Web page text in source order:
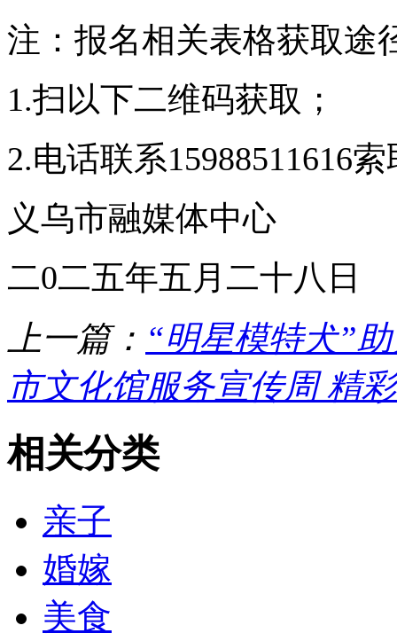
注：报名相关表格获取途
1.扫以下二维码获取；
2.电话联系15988511616
义乌市融媒体中心
二0二五年五月二十八日
上一篇： “明星模特犬”
市文化馆服务宣传周 精
相关分类
亲子
婚嫁
美食